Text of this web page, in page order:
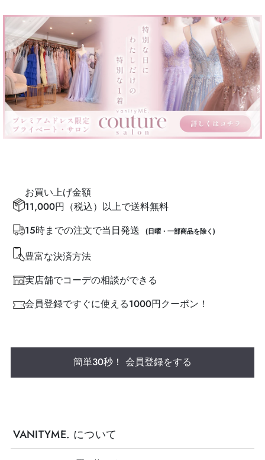
お買い上げ金額
11,000円（税込）以上で送料無料
15時までの注文で当日発送
(日曜・一部商品を除く)
豊富な決済方法
実店舗でコーデの相談ができる
会員登録ですぐに使える1000円クーポン！
簡単30秒！ 会員登録をする
VANITYME. について